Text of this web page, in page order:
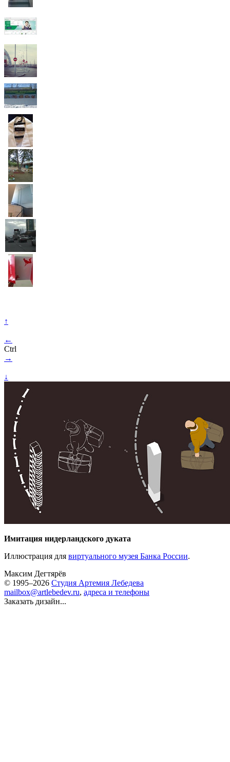
↑
←
Ctrl
→
↓
Имитация нидерландского дуката
Иллюстрация для виртуального музея Банка России.
Максим Дегтярёв
© 1995–2026 Студия Артемия Лебедева
mailbox@artlebedev.ru, адреса и телефоны
Заказать дизайн...